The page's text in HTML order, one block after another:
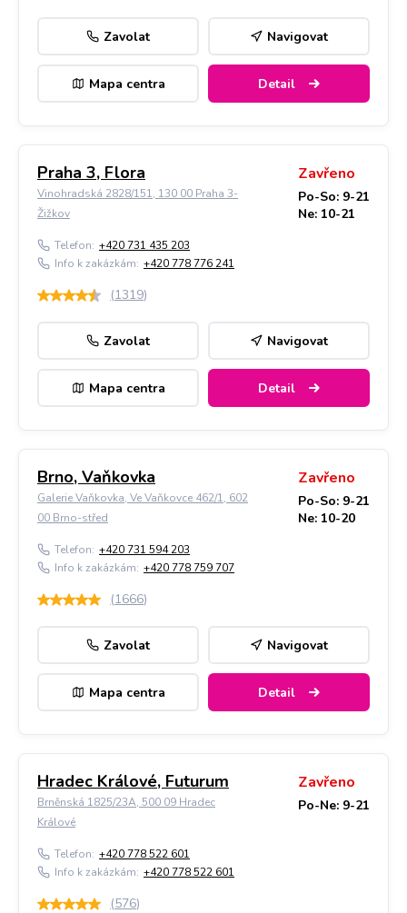
Zavolat Navigovat
Mapa centra Detail
Praha 3, Flora
Vinohradská 2828/151, 130 00 Praha 3-
Žižkov
Zavřeno
Po-So: 9-21
Ne: 10-21
Telefon: +420 731 435 203
Info k zakázkám: +420 778 776 241
(1319)
Zavolat Navigovat
Mapa centra Detail
Brno, Vaňkovka
Galerie Vaňkovka, Ve Vaňkovce 462/1, 602
00 Brno-střed
Zavřeno
Po-So: 9-21
Ne: 10-20
Telefon: +420 731 594 203
Info k zakázkám: +420 778 759 707
(1666)
Zavolat Navigovat
Mapa centra Detail
Hradec Králové, Futurum
Brněnská 1825/23A, 500 09 Hradec
Králové
Zavřeno
Po-Ne: 9-21
Telefon: +420 778 522 601
Info k zakázkám: +420 778 522 601
(576)